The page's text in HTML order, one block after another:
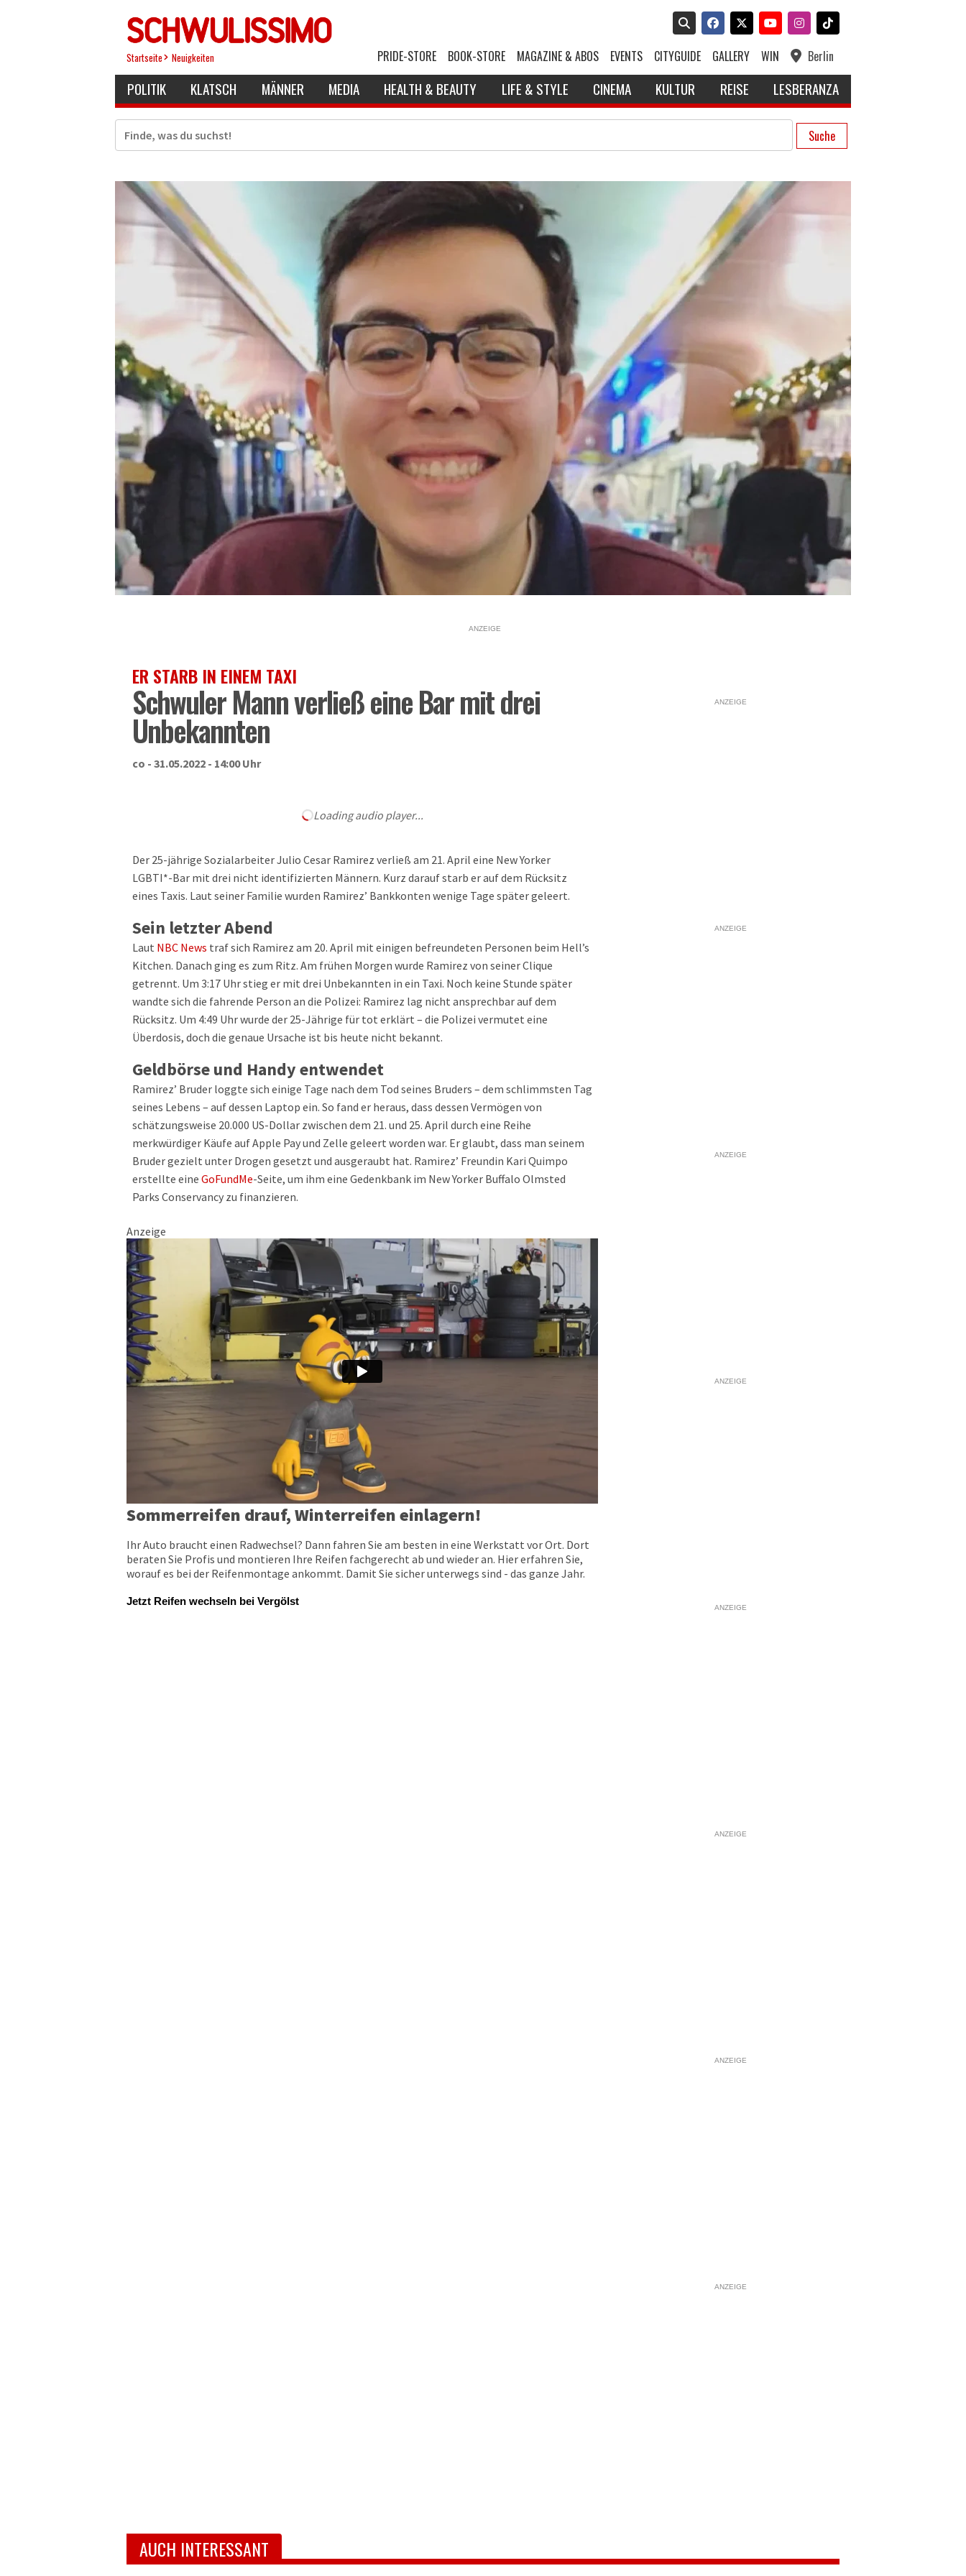
Startseite Neuigkeiten PRIDE-STORE BOOK-STORE MAGAZINE & ABOS EVENTS CITYGUIDE GALLERY WIN Berlin
POLITIK KLATSCH MÄNNER MEDIA HEALTH & BEAUTY LIFE & STYLE CINEMA KULTUR REISE LESBERANZA
Suche
ANZEIGE
ER STARB IN EINEM TAXI
Schwuler Mann verließ eine Bar mit drei
Unbekannten
co - 31.05.2022 - 14:00 Uhr
Loading audio player...
Der 25-jährige Sozialarbeiter Julio Cesar Ramirez verließ am 21. April eine New Yorker
LGBTI*-Bar mit drei nicht identifizierten Männern. Kurz darauf starb er auf dem Rücksitz
eines Taxis. Laut seiner Familie wurden Ramirez’ Bankkonten wenige Tage später geleert.
Sein letzter Abend
Laut NBC News traf sich Ramirez am 20. April mit einigen befreundeten Personen beim Hell’s
Kitchen. Danach ging es zum Ritz. Am frühen Morgen wurde Ramirez von seiner Clique
getrennt. Um 3:17 Uhr stieg er mit drei Unbekannten in ein Taxi. Noch keine Stunde später
wandte sich die fahrende Person an die Polizei: Ramirez lag nicht ansprechbar auf dem
Rücksitz. Um 4:49 Uhr wurde der 25-Jährige für tot erklärt – die Polizei vermutet eine
Überdosis, doch die genaue Ursache ist bis heute nicht bekannt.
Geldbörse und Handy entwendet
Ramirez’ Bruder loggte sich einige Tage nach dem Tod seines Bruders – dem schlimmsten Tag
seines Lebens – auf dessen Laptop ein. So fand er heraus, dass dessen Vermögen von
schätzungsweise 20.000 US-Dollar zwischen dem 21. und 25. April durch eine Reihe
merkwürdiger Käufe auf Apple Pay und Zelle geleert worden war. Er glaubt, dass man seinem
Bruder gezielt unter Drogen gesetzt und ausgeraubt hat. Ramirez’ Freundin Kari Quimpo
erstellte eine GoFundMe-Seite, um ihm eine Gedenkbank im New Yorker Buffalo Olmsted
Parks Conservancy zu finanzieren.
Anzeige
Sommerreifen drauf, Winterreifen einlagern!
Ihr Auto braucht einen Radwechsel? Dann fahren Sie am besten in eine Werkstatt vor Ort. Dort
beraten Sie Profis und montieren Ihre Reifen fachgerecht ab und wieder an. Hier erfahren Sie,
worauf es bei der Reifenmontage ankommt. Damit Sie sicher unterwegs sind - das ganze Jahr.
Jetzt Reifen wechseln bei Vergölst
ANZEIGE
ANZEIGE
ANZEIGE
ANZEIGE
ANZEIGE
ANZEIGE
ANZEIGE
ANZEIGE
AUCH INTERESSANT